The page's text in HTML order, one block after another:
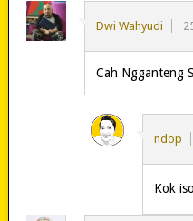
Dwi Wahyudi
Cah Ngganteng
ndop
Kok